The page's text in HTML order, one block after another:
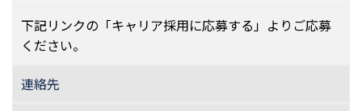
下記リンクの「キャリア採用に応募する」よりご応募
ください。
連絡先